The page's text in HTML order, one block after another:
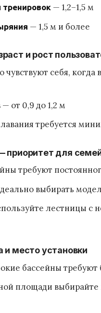
— 1,2–1,5 м
— 1,5 м и более
и рост
себя, когда
от 0,9 до 1,2 м
требуется
приоритет для
требуют
выбирать
лестницы с
и место установки
бассейны требуют
площади